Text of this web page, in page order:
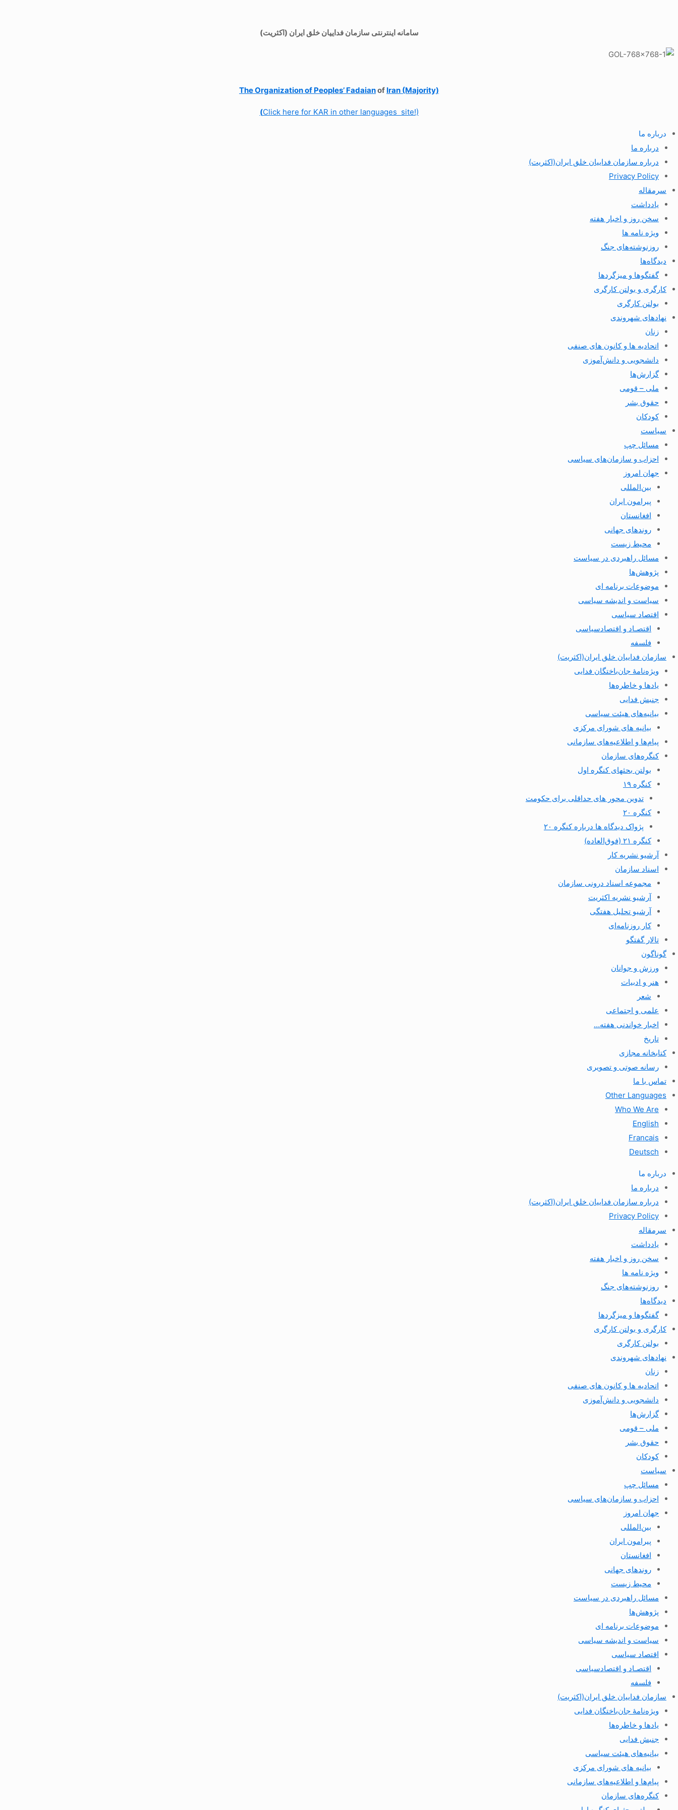
سامانه اینترنتی سازمان فداییان خلق ایران (اکثریت)
The Organization of Peoples’ Fadaianof Iran (Majority)
(Click here for KAR in other languages site!)
درباره ما
درباره ما
درباره سازمان فداییان خلق ایران(اکثریت)
Privacy Policy
سرمقاله
یادداشت
سخن روز و اخبار هفته
ویژه نامه ها
روزنوشته‌های جنگ
دیدگاه‌ها
گفتگوها و میزگردها
کارگری و بولتن کارگری
بولتن کارگری
نهادهای شهروندی
زنان
اتحادیه ها و کانون های صنفی
دانشجویی و دانش‌آموزی
گزارش‌ها
ملی – قومی
حقوق بشر
کودکان
سیاست
مسائل چپ
احزاب و سازمان‌های سیاسی
جهان امروز
بین‌المللی
پیرامون ایران
افغانستان
روندهای جهانی
محیط زیست
مسائل راهبردی در سیاست
پژوهش‌ها
موضوعات برنامه ای
سیاست و اندیشه سیاسی
اقتصاد سیاسی
اقتصـاد و اقتصاد‌سیاسی
فلسفه
سازمان فداییان خلق ایران(اکثریت)
ویژه‌نامهٔ جان‌باختگان فدایی
یادها و خاطره‌ها
جنبش فدایی
بیانیه‌های هیئت سیاسی
بیانیه های شورای مرکزی
پیام‌ها و اطلاعیه‌های سازمانی
کنگره‌های سازمان
بولتن بحثهای کنگره اول
کنگره ۱۹
تدوین محور های حداقلی برای حکومت
کنگره ۲۰
پژواک دیدگاه ها درباره کنگره ۲۰
کنگره ۲۱ (فوق‌العاده)
آرشیو نشریه کار
اسناد سازمان
مجموعه اسناد درونی سازمان
آرشیو نشریه اکثریت
آرشیو تحلیل هفتگی
کار روزنامه‌ای
تالار گفتگو
گوناگون
ورزش و جوانان
هنر و ادبیات
شعر
علمی و اجتماعی
اخبار خواندنی هفته…
تاریخ
کتابخانه مجازی
رسانه صوتی و تصویری
تماس با ما
Other Languages
Who We Are
English
Francais
Deutsch
درباره ما
درباره ما
درباره سازمان فداییان خلق ایران(اکثریت)
Privacy Policy
سرمقاله
یادداشت
سخن روز و اخبار هفته
ویژه نامه ها
روزنوشته‌های جنگ
دیدگاه‌ها
گفتگوها و میزگردها
کارگری و بولتن کارگری
بولتن کارگری
نهادهای شهروندی
زنان
اتحادیه ها و کانون های صنفی
دانشجویی و دانش‌آموزی
گزارش‌ها
ملی – قومی
حقوق بشر
کودکان
سیاست
مسائل چپ
احزاب و سازمان‌های سیاسی
جهان امروز
بین‌المللی
پیرامون ایران
افغانستان
روندهای جهانی
محیط زیست
مسائل راهبردی در سیاست
پژوهش‌ها
موضوعات برنامه ای
سیاست و اندیشه سیاسی
اقتصاد سیاسی
اقتصـاد و اقتصاد‌سیاسی
فلسفه
سازمان فداییان خلق ایران(اکثریت)
ویژه‌نامهٔ جان‌باختگان فدایی
یادها و خاطره‌ها
جنبش فدایی
بیانیه‌های هیئت سیاسی
بیانیه های شورای مرکزی
پیام‌ها و اطلاعیه‌های سازمانی
کنگره‌های سازمان